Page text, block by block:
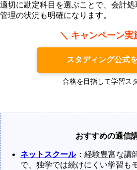
適切に勘定科目を選ぶことで、会計
管理の状況も明確になります。
＼ キャンペーン実
スタディング公式
合格を目指して学習ス
おすすめの通信
ネットスクール ：経験豊富な講
で、独学では続けにくい学習も